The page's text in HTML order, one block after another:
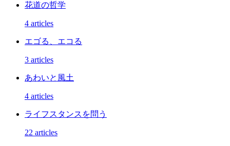
花道の哲学
4 articles
エゴる、エコる
3 articles
あわいと風土
4 articles
ライフスタンスを問う
22 articles